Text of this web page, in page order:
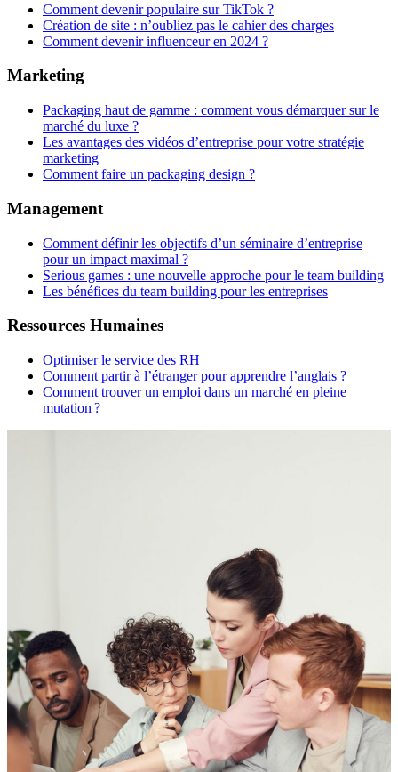
Comment devenir populaire sur TikTok ?
Création de site : n’oubliez pas le cahier des charges
Comment devenir influenceur en 2024 ?
Marketing
Packaging haut de gamme : comment vous démarquer sur le
marché du luxe ?
Les avantages des vidéos d’entreprise pour votre stratégie
marketing
Comment faire un packaging design ?
Management
Comment définir les objectifs d’un séminaire d’entreprise
pour un impact maximal ?
Serious games : une nouvelle approche pour le team building
Les bénéfices du team building pour les entreprises
Ressources Humaines
Optimiser le service des RH
Comment partir à l’étranger pour apprendre l’anglais ?
Comment trouver un emploi dans un marché en pleine
mutation ?